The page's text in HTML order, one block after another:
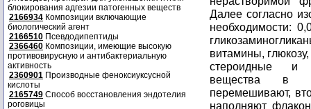
блокирования адгезии патогенных веществ
2166934 Композиции включающие
биологический агент
2166510 Псевдодипептиды
2366460 Композиции, имеющие высокую
противовирусную и антибактериальную
активность
2360901 Производные феноксиуксусной
кислоты
2165749 Способ восстановления эндотелия
роговицы
Далее согласно
необходимости:
витамины,
стероидные и
вещества в
перемешивают,
наполняют